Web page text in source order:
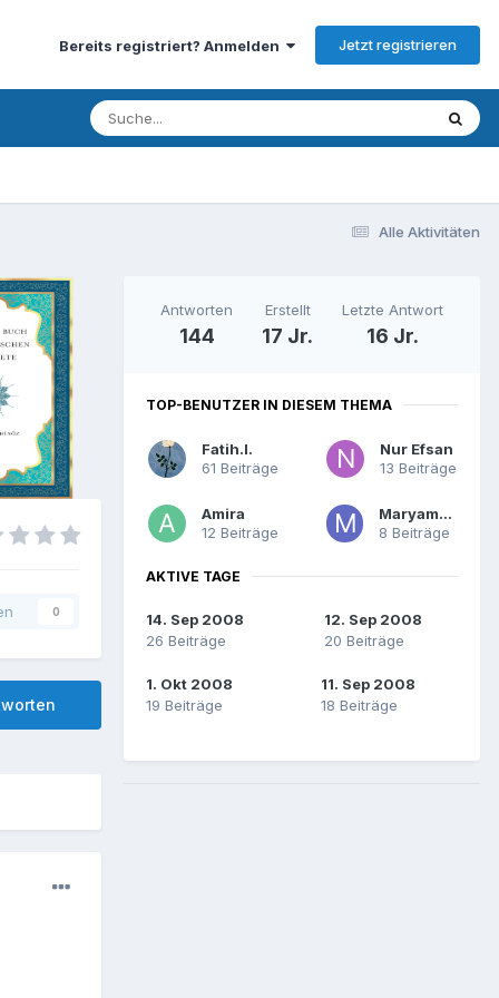
Bereits registriert? Anmelden Jetzt registrieren
Alle Aktivitäten
0
Antworten
144
Erstellt
17 Jr.
Letzte Antwort
16 Jr.
TOP-BENUTZER IN DIESEM THEMA
Fatih.I.
61 Beiträge
Nur Efsan
13 Beiträge
Amira
12 Beiträge
Maryam87
8 Beiträge
AKTIVE TAGE
14. Sep 2008
26 Beiträge
12. Sep 2008
20 Beiträge
1. Okt 2008
19 Beiträge
11. Sep 2008
18 Beiträge